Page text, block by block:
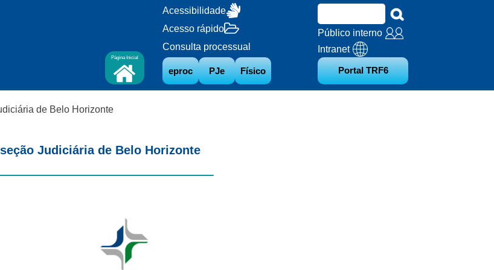
Página Inicial
Acessibilidade
Acesso rápido
Consulta processual
eproc PJe Físico
Público interno
Intranet
Portal TRF6
de Belo Horizonte
Judiciária de Belo Horizonte